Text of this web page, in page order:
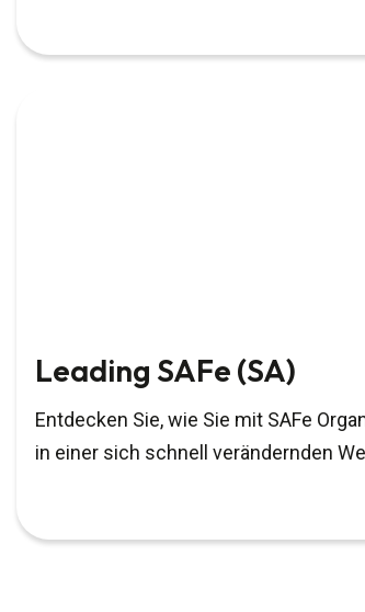
Leading SAFe (SA)
Entdecken Sie, wie Sie mit SAFe
in einer sich schnell verändernden